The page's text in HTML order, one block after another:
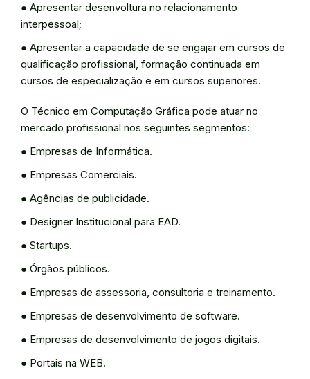
● Apresentar desenvoltura no relacionamento
interpessoal;
● Apresentar a capacidade de se engajar em cursos de
qualificação profissional, formação continuada em
cursos de especialização e em cursos superiores.
O Técnico em Computação Gráfica pode atuar no
mercado profissional nos seguintes segmentos:
● Empresas de Informática.
● Empresas Comerciais.
● Agências de publicidade.
● Designer Institucional para EAD.
● Startups.
● Órgãos públicos.
● Empresas de assessoria, consultoria e treinamento.
● Empresas de desenvolvimento de software.
● Empresas de desenvolvimento de jogos digitais.
● Portais na WEB.